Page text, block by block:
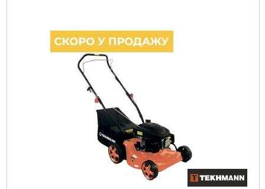
Вместимость масляного картера, л: 0,6
Тип тележки: Пластиковое шасси с 4-мя колесами
Диаметр передних/задних колес, мм: 178/203
Тип системы резки:
Роторная, дисковым ножом с
Максимальная ширина скашивания, мм:
Объем травосборника, л:
Высота травы после среза у фиксированных позициях,
Вес нетто/брутто, кг: 33,0 / 33,5
Подробнее...